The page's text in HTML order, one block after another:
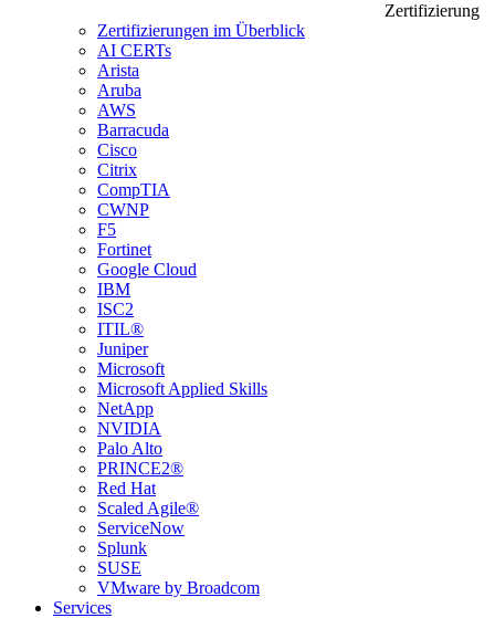
Zertifizierung
Zertifizierungen im Überblick
AI CERTs
Arista
Aruba
AWS
Barracuda
Cisco
Citrix
CompTIA
CWNP
F5
Fortinet
Google Cloud
IBM
ISC2
ITIL®
Juniper
Microsoft
Microsoft Applied Skills
NetApp
NVIDIA
Palo Alto
PRINCE2®
Red Hat
Scaled Agile®
ServiceNow
Splunk
SUSE
VMware by Broadcom
Services